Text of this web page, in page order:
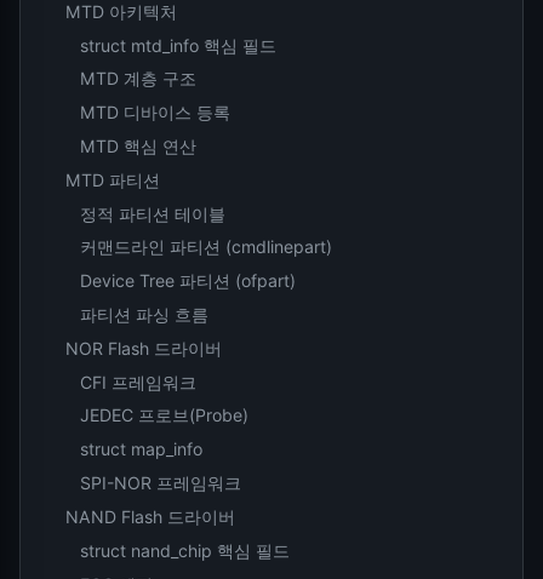
MTD 아키텍처
struct mtd_info 핵심 필드
MTD 계층 구조
MTD 디바이스 등록
MTD 핵심 연산
MTD 파티션
정적 파티션 테이블
커맨드라인 파티션 (cmdlinepart)
Device Tree 파티션 (ofpart)
파티션 파싱 흐름
NOR Flash 드라이버
CFI 프레임워크
JEDEC 프로브(Probe)
struct map_info
SPI-NOR 프레임워크
NAND Flash 드라이버
struct nand_chip 핵심 필드